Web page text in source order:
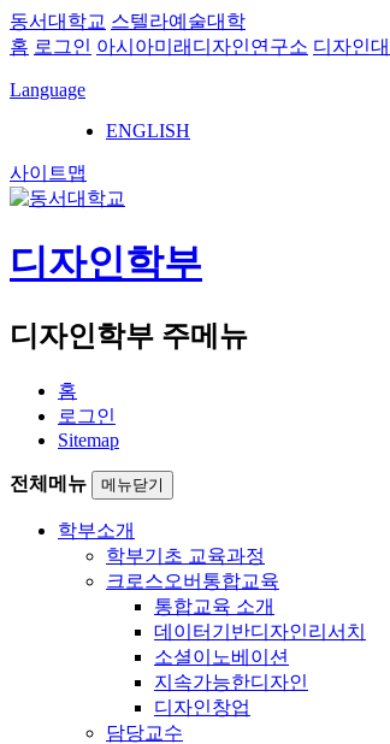
동서대학교 스텔라예술대학
홈 로그인 아시아미래디자인연구소 디자인
Language
ENGLISH
사이트맵
디자인학부
디자인학부 주메뉴
홈
로그인
Sitemap
전체메뉴 메뉴닫기
학부소개
학부기초 교육과정
크로스오버통합교육
통합교육 소개
데이터기반디자인리서치
소셜이노베이션
지속가능한디자인
디자인창업
담당교수